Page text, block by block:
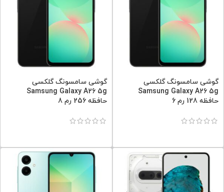
گوشی سامسونگ گلکسی
Samsung Galaxy A26 5g
حافظه 128 رم 6
گوشی سامسونگ گلکسی
Samsung Galaxy A26 5g
حافظه 256 رم 8